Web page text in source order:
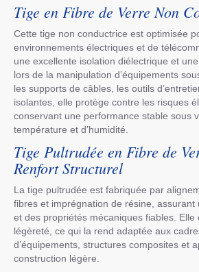
Tige en Fibre de Verre Non
Cette tige non conductrice est optimisée
environnements électriques et de
une excellente isolation diélectrique et
lors de la manipulation d’équipements
les supports de câbles, les outils
isolantes, elle protège contre les risques
conservant une performance stable sous
température et d’humidité.
Tige Pultrudée en Fibre de
Renfort Structurel
La tige pultrudée est fabriquée par
fibres et imprégnation de résine, assurant
et des propriétés mécaniques fiables. Elle
légèreté, ce qui la rend adaptée aux
d’équipements, structures composites et
construction légère.